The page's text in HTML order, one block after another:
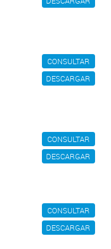
CONSULTAR
DESCARGAR
CONSULTAR
DESCARGAR
CONSULTAR
DESCARGAR